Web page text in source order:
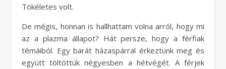
Tökéletes volt.
De mégis, honnan is hallhattam volna arról, hogy mi
az a plazma állapot? Hát persze, hogy a férfiak
témáiból. Egy barát házaspárral érkeztünk meg és
együtt töltöttük négyesben a hétvégét. A férjek